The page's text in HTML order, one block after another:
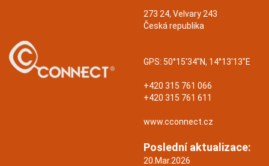
273 24, Velvary 243
Česká republika
GPS: 50°15'34"N, 14°13'13"E
+420 315 761 066
+420 315 761 611
www.cconnect.cz
Poslední aktualizace:
20.Mar.2026